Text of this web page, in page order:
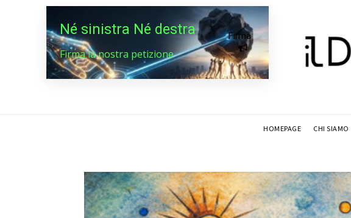
Né sinistra Né destra
Firma la nostra petizione
Firma
HOMEPAGE CHI SIAMO